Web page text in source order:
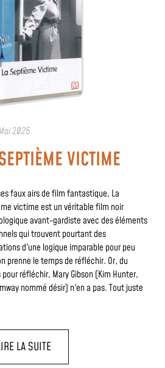
2025
VICTIME
faux airs de film fantastique, La
victime est un véritable film noir
avant-gardiste avec des éléments
qui trouvent pourtant des
d'une logique imparable pour peu
prenne le temps de réfléchir. Or, du
réfléchir, Mary Gibson (Kim Hunter,
nommé désir) n'en a pas. Tout juste
LA SUITE